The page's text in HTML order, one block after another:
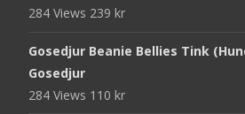
284 Views 239 kr
Gosedjur Beanie Bellies Tink
Gosedjur
284 Views 110 kr